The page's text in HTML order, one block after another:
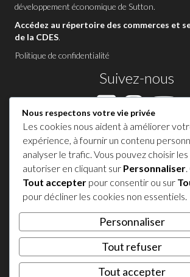
développement économique de Sutton.
Accédez au répertoire des commerces et
de la CDES.
Politique de confidentialité
Suivez-nous
Contactez-nous à
1 450 538-
Partagez votre
𝕏
© 2026 Tourisme Sutton. Tous droits réservés.
Nous respectons votre vie privée
Les cookies nous aident à améliorer
expérience, à fournir un contenu
analyser le trafic. Vous pouvez choisir
autoriser en cliquant sur Personnaliser
Tout accepter pour consentir ou sur
pour décliner les cookies non essentiels.
Personnaliser
Tout refuser
Tout accepter